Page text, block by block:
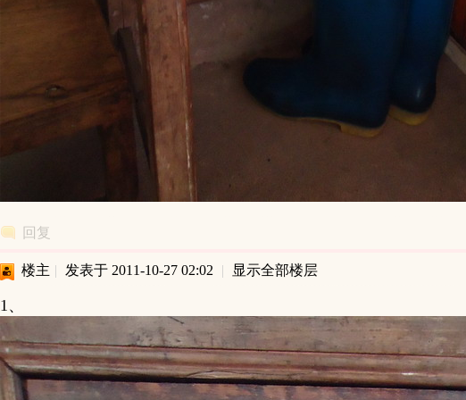
回复
楼主 | 发表于 2011-10-27 02:02 | 显示全部楼层
1、